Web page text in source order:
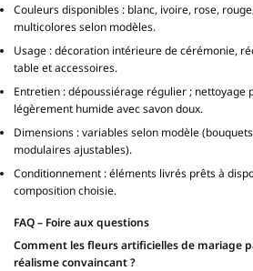
Couleurs disponibles : blanc, ivoire, rose,
multicolores selon modèles.
Usage : décoration intérieure de cérémonie,
table et accessoires.
Entretien : dépoussiérage régulier ; nettoyage
légèrement humide avec savon doux.
Dimensions : variables selon modèle
modulaires ajustables).
Conditionnement : éléments livrés prêts à
composition choisie.
FAQ – Foire aux questions
Comment les fleurs artificielles de mariage
réalisme convaincant ?